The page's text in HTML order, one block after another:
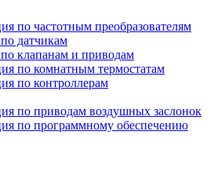
по частотным преобразователям
датчикам
клапанам и приводам
по комнатным термостатам
по контроллерам
по приводам воздушных заслонок
по программному обеспечению